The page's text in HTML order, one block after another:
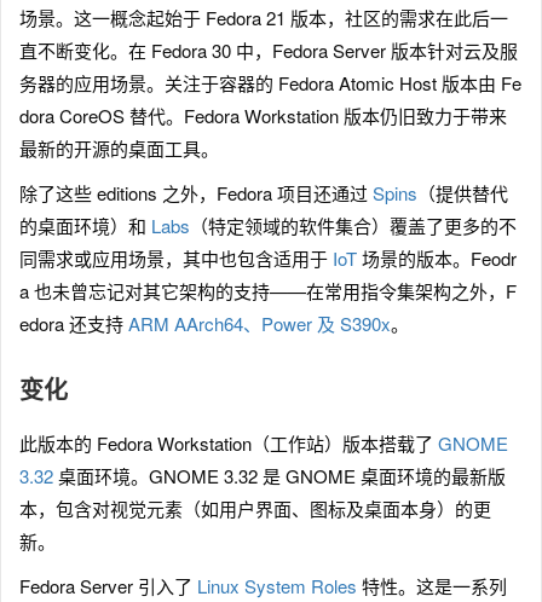
场景。这一概念起始于 Fedora 21 版本，社区的需求在此后一
直不断变化。在 Fedora 30 中，Fedora Server 版本针对云及服
务器的应用场景。关注于容器的 Fedora Atomic Host 版本由 Fe
dora CoreOS 替代。Fedora Workstation 版本仍旧致力于带来
最新的开源的桌面工具。
除了这些 editions 之外，Fedora 项目还通过 Spins （提供替代
的桌面环境）和 Labs （特定领域的软件集合）覆盖了更多的不
同需求或应用场景，其中也包含适用于 IoT场景的版本。Feodr
a 也未曾忘记对其它架构的支持——在常用指令集架构之外，F
edora 还支持ARM AArch64、Power 及 S390x。
变化
此版本的 Fedora Workstation（工作站）版本搭载了 GNOME
3.32桌面环境。GNOME 3.32 是 GNOME 桌面环境的最新版
本，包含对视觉元素（如用户界面、图标及桌面本身）的更
新。
Fedora Server 引入了 Linux System Roles 特性。这是一系列